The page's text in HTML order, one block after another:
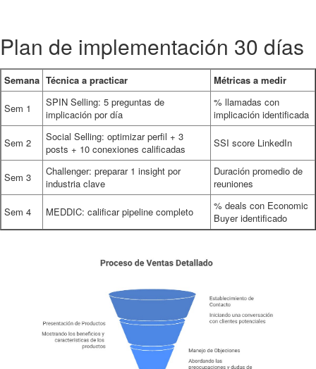
Plan de implementación 30 días
Semana Técnica a practicar Métricas a medir
Sem 1
SPIN Selling: 5 preguntas de
implicación por día
% llamadas con
implicación identificada
Sem 2
Social Selling: optimizar perfil + 3
posts + 10 conexiones calificadas
SSI score LinkedIn
Sem 3
Challenger: preparar 1 insight por
industria clave
Duración promedio de
reuniones
Sem 4 MEDDIC: calificar pipeline completo
% deals con Economic
Buyer identificado